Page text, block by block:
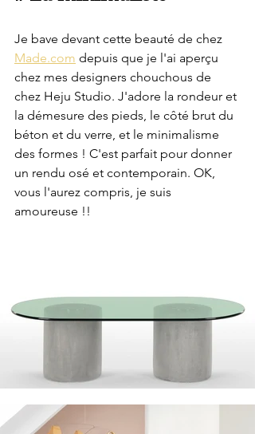
Je bave devant cette beauté de chez
Made.com depuis que je l'ai aperçu
chez mes designers chouchous de
chez Heju Studio. J'adore la rondeur et
la démesure des pieds, le côté brut du
béton et du verre, et le minimalisme
des formes ! C'est parfait pour donner
un rendu osé et contemporain. OK,
vous l'aurez compris, je suis
amoureuse !!